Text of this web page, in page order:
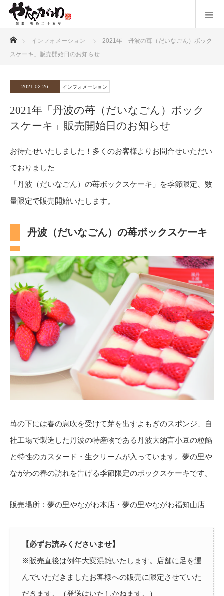
インフォメーション
2021年「丹波の苺（だいなごん）ボック
スケーキ」販売開始日のお知らせ
2021.02.26 インフォメーション
2021年「丹波の苺（だいなごん）ボック
スケーキ」販売開始日のお知らせ
お待たせいたしました！多くのお客様よりお問合せいただい
ておりました
「丹波（だいなごん）の苺ボックスケーキ」を季節限定、数
量限定で販売開始いたします。
丹波（だいなごん）の苺ボックスケーキ
苺の下には春の息吹を受けて芽を出すよもぎのスポンジ、自
社工場で製造した丹波の特産物である丹波大納言小豆の粒餡
と特性のカスタード・生クリームが入っています。夢の里や
ながわの春の訪れを告げる季節限定のボックスケーキです。
販売場所：夢の里やながわ本店・夢の里やながわ福知山店
【必ずお読みくださいませ】
※販売直後は例年大変混雑いたします。店舗に足を運
んでいただきましたお客様への販売に限定させていた
だきます。（発送はいたしかねます。）